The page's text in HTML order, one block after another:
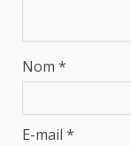
Nom *
E-mail *